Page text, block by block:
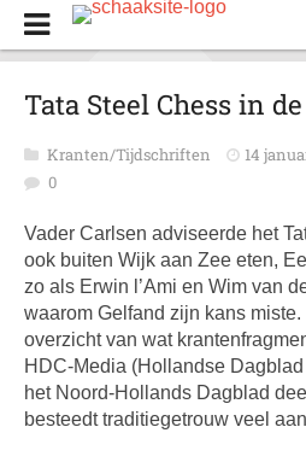
Tata Steel Chess in de
Kranten/Tijdschriften 14
0
Vader Carlsen adviseerde het
ook buiten Wijk aan Zee eten,
zo als Erwin l’Ami en Wim van
waarom Gelfand zijn kans
overzicht van wat
HDC-Media (Hollandse
het Noord-Hollands Dagblad
besteedt traditiegetrouw veel